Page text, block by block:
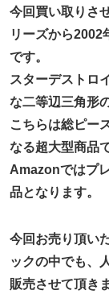
今回買い取りさ
リーズから2002
です。
スターデストロ
な二等辺三角形
こちらは総ピー
なる超大型商品
Amazonではプ
品となります。
今回お売り頂い
ックの中でも、
販売させて頂き